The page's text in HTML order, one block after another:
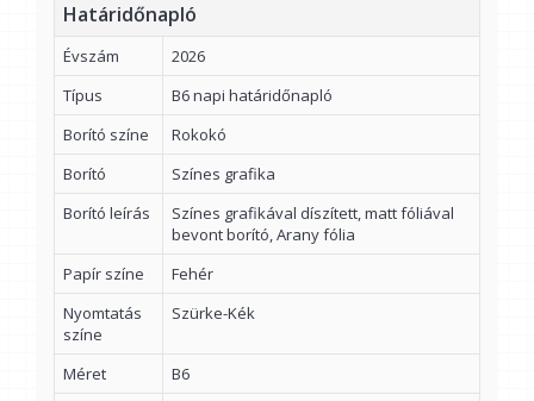
Határidőnapló
Évszám
2026
Típus
B6 napi határidőnapló
Borító színe
Rokokó
Borító
Színes grafika
Borító leírás
Színes grafikával díszített, matt fóliával
bevont borító, Arany fólia
Papír színe
Fehér
Nyomtatás
színe
Szürke-Kék
Méret
B6